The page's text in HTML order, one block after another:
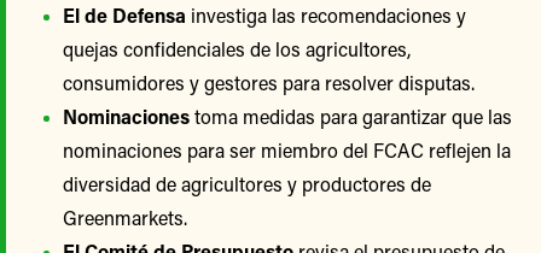
El de Defensa investiga las recomendaciones y
quejas confidenciales de los agricultores,
consumidores y gestores para resolver disputas.
Nominacionestoma medidas para garantizar que las
nominaciones para ser miembro del FCAC reflejen la
diversidad de agricultores y productores de
Greenmarkets.